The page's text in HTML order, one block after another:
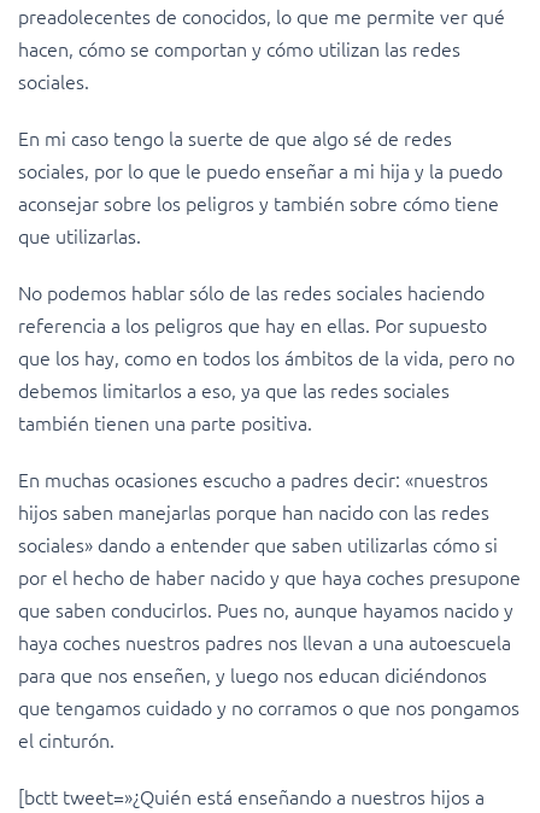
preadolecentes de conocidos, lo que me permite ver qué
hacen, cómo se comportan y cómo utilizan las redes
sociales.
En mi caso tengo la suerte de que algo sé de redes
sociales, por lo que le puedo enseñar a mi hija y la puedo
aconsejar sobre los peligros y también sobre cómo tiene
que utilizarlas.
No podemos hablar sólo de las redes sociales haciendo
referencia a los peligros que hay en ellas. Por supuesto
que los hay, como en todos los ámbitos de la vida, pero no
debemos limitarlos a eso, ya que las redes sociales
también tienen una parte positiva.
En muchas ocasiones escucho a padres decir: «nuestros
hijos saben manejarlas porque han nacido con las redes
sociales» dando a entender que saben utilizarlas cómo si
por el hecho de haber nacido y que haya coches presupone
que saben conducirlos. Pues no, aunque hayamos nacido y
haya coches nuestros padres nos llevan a una autoescuela
para que nos enseñen, y luego nos educan diciéndonos
que tengamos cuidado y no corramos o que nos pongamos
el cinturón.
[bctt tweet=»¿Quién está enseñando a nuestros hijos a